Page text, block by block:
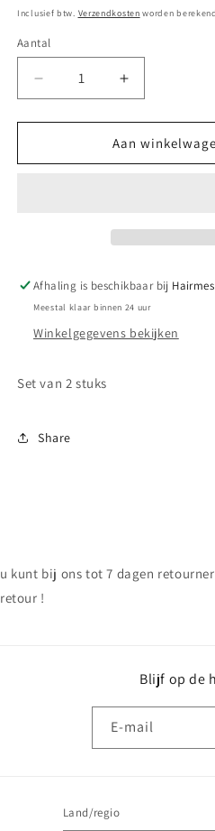
prijs
Inclusief btw. Verzendkosten worden
Aantal
Aantal
verlagen
voor
food
Aantal
verhogen
voor
Golden
food
Aan
Afhaling is beschikbaar bij
Meestal klaar binnen 24 uur
Winkelgegevens bekijken
Set van 2 stuks
Share
u kunt bij ons tot 7 dagen
retour !
Blijf op de
E‑mail
Land/regio